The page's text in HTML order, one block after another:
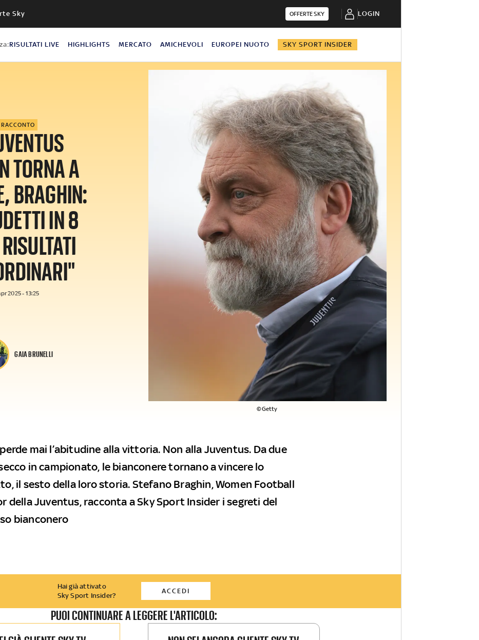
Sky OFFERTE SKY LOGIN
RISULTATI LIVE HIGHLIGHTS MERCATO AMICHEVOLI EUROPEI NUOTO SKY SPORT INSIDER
TORNA A
BRAGHIN:
IN 8
2025 - 13:25
GAIA BRUNELLI
©Getty
mai l’abitudine alla vittoria. Non alla Juventus. Da due
in campionato, le bianconere tornano a vincere lo
il sesto della loro storia. Stefano Braghin, Women Football
della Juventus, racconta a Sky Sport Insider i segreti del
bianconero
Hai già attivato
Sky Sport Insider?
ACCEDI
PUOI CONTINUARE A LEGGERE L'ARTICOLO: